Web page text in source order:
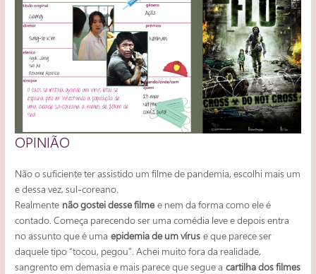
OPINIÃO
Não o suficiente ter assistido um filme de pandemia, escolhi mais um
e dessa vez, sul-coreano.
Realmente não gostei desse filme e nem da forma como ele é
contado. Começa parecendo ser uma comédia leve e depois entra
no assunto que é umaepidemia de um vírus e que parece ser
daquele tipo “tocou, pegou”. Achei muito fora da realidade,
sangrento em demasia e mais parece que segue acartilha dos filmes